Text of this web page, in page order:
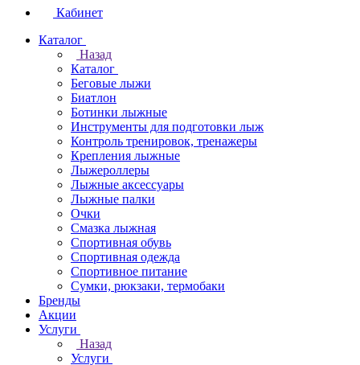
Кабинет
Каталог
Назад
Каталог
Беговые лыжи
Биатлон
Ботинки лыжные
Инструменты для подготовки лыж
Контроль тренировок, тренажеры
Крепления лыжные
Лыжероллеры
Лыжные аксессуары
Лыжные палки
Очки
Смазка лыжная
Спортивная обувь
Спортивная одежда
Спортивное питание
Сумки, рюкзаки, термобаки
Бренды
Акции
Услуги
Назад
Услуги